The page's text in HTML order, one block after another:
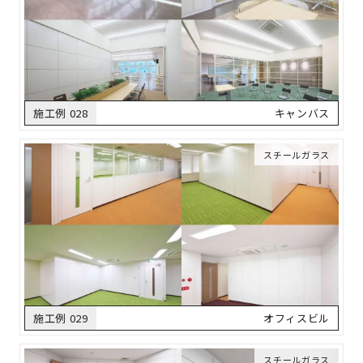
施工例 028 キャンバス
スチールガラス
施工例 029 オフィスビル
スチールガラス